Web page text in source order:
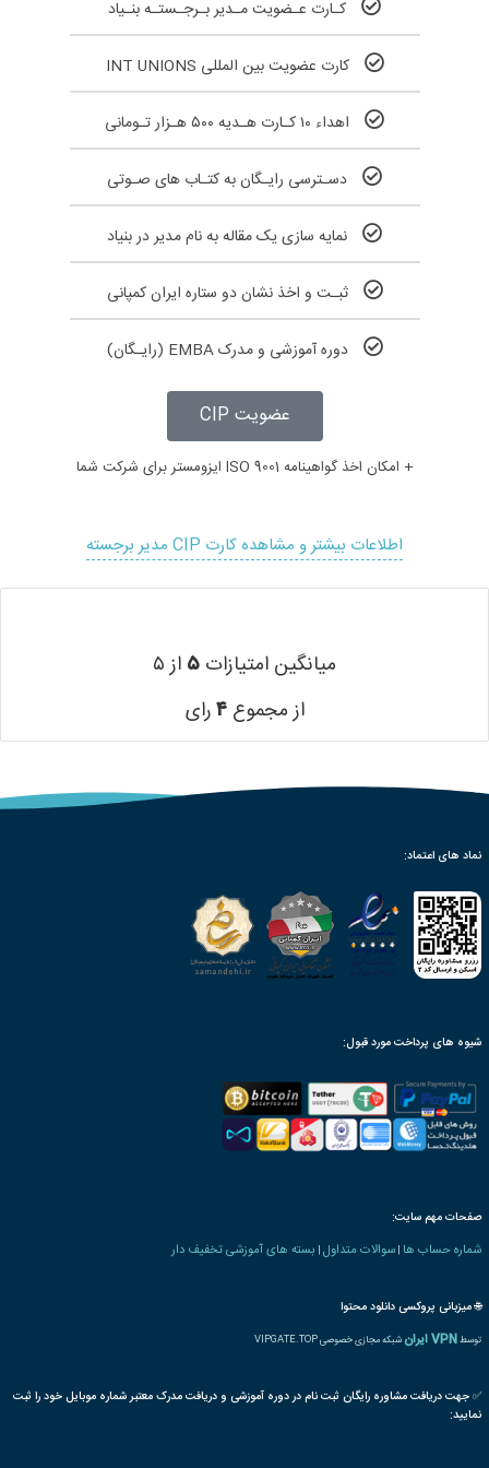
کـارت عـضویت مـدیر بـرجـستـه بنـیاد
کارت عضویت بین المللی INT UNIONS
اهداء ۱۰ کـارت هـدیه ۵۰۰ هـزار تـومانی
دسـترسی رایـگان به کتـاب های صـوتی
نمایه سازی یک مقاله به نام مدیر در بنیاد
ثبـت و اخذ نشان دو ستاره ایران کمپانی
دوره آموزشی و مدرک EMBA (رایـگان)
عضویت CIP
+ امکان اخذ گواهینامه ISO 9001 ایزومستر برای شرکت شما
اطلاعات بیشتر و مشاهده کارت CIP مدیر برجسته
میانگین امتیازات ۵ از ۵
از مجموع۴رای